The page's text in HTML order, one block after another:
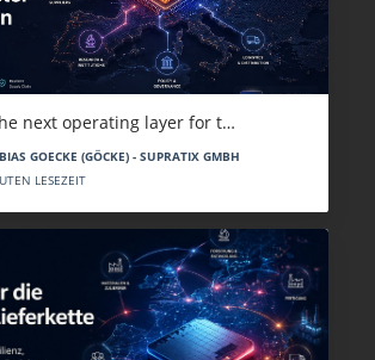
next operating layer for t…
GOECKE (GÖCKE) - SUPRATIX GMBH
LESEZEIT